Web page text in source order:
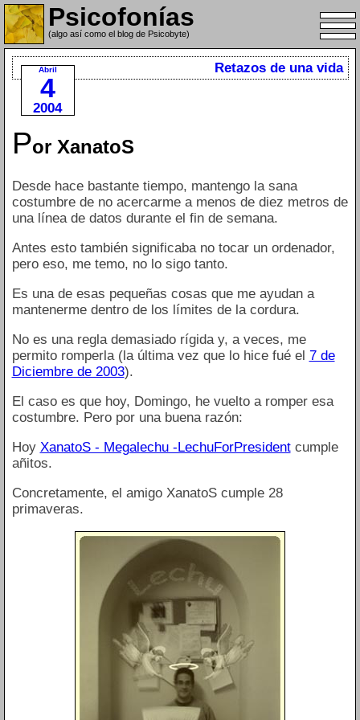
Psicofonías
(algo así como el blog de Psicobyte)
Abril
4
2004
Retazos de una vida
Por XanatoS
Desde hace bastante tiempo, mantengo la sana
costumbre de no acercarme a menos de diez metros de
una línea de datos durante el fin de semana.
Antes esto también significaba no tocar un ordenador,
pero eso, me temo, no lo sigo tanto.
Es una de esas pequeñas cosas que me ayudan a
mantenerme dentro de los límites de la cordura.
No es una regla demasiado rígida y, a veces, me
permito romperla (la última vez que lo hice fué el 7 de
Diciembre de 2003).
El caso es que hoy, Domingo, he vuelto a romper esa
costumbre. Pero por una buena razón:
Hoy XanatoS - Megalechu -LechuForPresidentcumple
añitos.
Concretamente, el amigo XanatoS cumple 28
primaveras.